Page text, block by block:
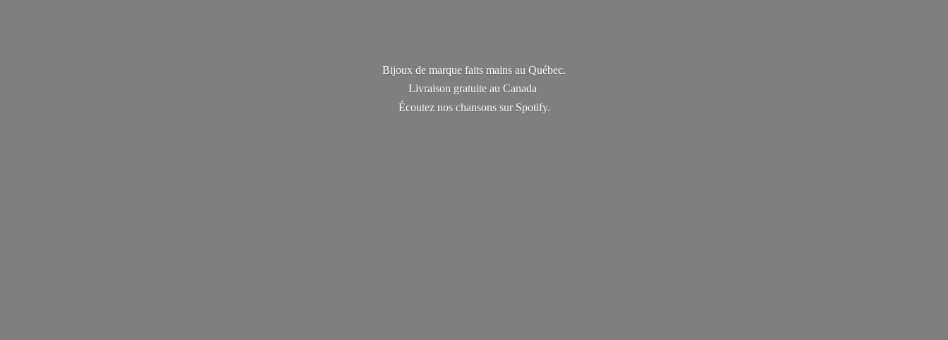
Bijoux de marque faits mains au Québec.
Livraison gratuite au Canada
Écoutez nos chansons sur Spotify.